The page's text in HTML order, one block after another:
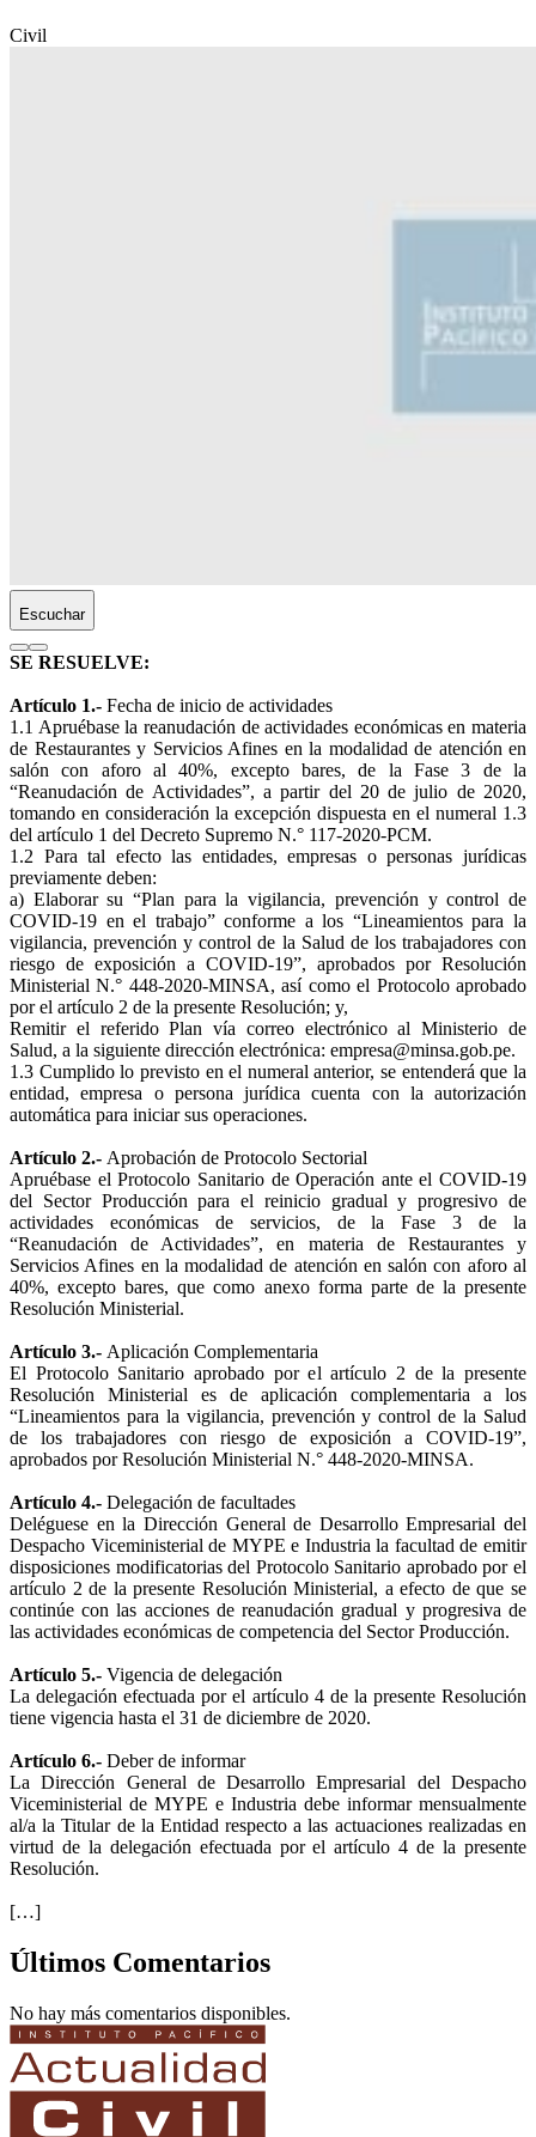
Civil
Escuchar
SE RESUELVE:
Artículo 1.- Fecha de inicio de actividades
1.1 Apruébase la reanudación de actividades económicas en materia
de Restaurantes y Servicios Afines en la modalidad de atención en
salón con aforo al 40%, excepto bares, de la Fase 3 de la
“Reanudación de Actividades”, a partir del 20 de julio de 2020,
tomando en consideración la excepción dispuesta en el numeral 1.3
del artículo 1 del Decreto Supremo N.° 117-2020-PCM.
1.2 Para tal efecto las entidades, empresas o personas jurídicas
previamente deben:
a) Elaborar su “Plan para la vigilancia, prevención y control de
COVID-19 en el trabajo” conforme a los “Lineamientos para la
vigilancia, prevención y control de la Salud de los trabajadores con
riesgo de exposición a COVID-19”, aprobados por Resolución
Ministerial N.° 448-2020-MINSA, así como el Protocolo aprobado
por el artículo 2 de la presente Resolución; y,
Remitir el referido Plan vía correo electrónico al Ministerio de
Salud, a la siguiente dirección electrónica: empresa@minsa.gob.pe.
1.3 Cumplido lo previsto en el numeral anterior, se entenderá que la
entidad, empresa o persona jurídica cuenta con la autorización
automática para iniciar sus operaciones.
Artículo 2.- Aprobación de Protocolo Sectorial
Apruébase el Protocolo Sanitario de Operación ante el COVID-19
del Sector Producción para el reinicio gradual y progresivo de
actividades económicas de servicios, de la Fase 3 de la
“Reanudación de Actividades”, en materia de Restaurantes y
Servicios Afines en la modalidad de atención en salón con aforo al
40%, excepto bares, que como anexo forma parte de la presente
Resolución Ministerial.
Artículo 3.- Aplicación Complementaria
El Protocolo Sanitario aprobado por el artículo 2 de la presente
Resolución Ministerial es de aplicación complementaria a los
“Lineamientos para la vigilancia, prevención y control de la Salud
de los trabajadores con riesgo de exposición a COVID-19”,
aprobados por Resolución Ministerial N.° 448-2020-MINSA.
Artículo 4.- Delegación de facultades
Deléguese en la Dirección General de Desarrollo Empresarial del
Despacho Viceministerial de MYPE e Industria la facultad de emitir
disposiciones modificatorias del Protocolo Sanitario aprobado por el
artículo 2 de la presente Resolución Ministerial, a efecto de que se
continúe con las acciones de reanudación gradual y progresiva de
las actividades económicas de competencia del Sector Producción.
Artículo 5.- Vigencia de delegación
La delegación efectuada por el artículo 4 de la presente Resolución
tiene vigencia hasta el 31 de diciembre de 2020.
Artículo 6.- Deber de informar
La Dirección General de Desarrollo Empresarial del Despacho
Viceministerial de MYPE e Industria debe informar mensualmente
al/a la Titular de la Entidad respecto a las actuaciones realizadas en
virtud de la delegación efectuada por el artículo 4 de la presente
Resolución.
[…]
Últimos Comentarios
No hay más comentarios disponibles.